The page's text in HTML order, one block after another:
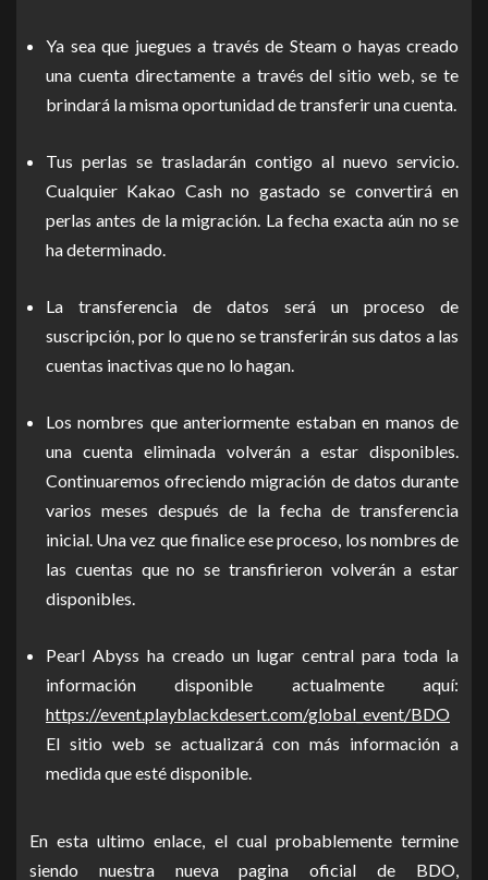
Ya sea que juegues a través de Steam o hayas creado
una cuenta directamente a través del sitio web, se te
brindará la misma oportunidad de transferir una cuenta.
Tus perlas se trasladarán contigo al nuevo servicio.
Cualquier Kakao Cash no gastado se convertirá en
perlas antes de la migración. La fecha exacta aún no se
ha determinado.
La transferencia de datos será un proceso de
suscripción, por lo que no se transferirán sus datos a las
cuentas inactivas que no lo hagan.
Los nombres que anteriormente estaban en manos de
una cuenta eliminada volverán a estar disponibles.
Continuaremos ofreciendo migración de datos durante
varios meses después de la fecha de transferencia
inicial. Una vez que finalice ese proceso, los nombres de
las cuentas que no se transfirieron volverán a estar
disponibles.
Pearl Abyss ha creado un lugar central para toda la
información disponible actualmente aquí:
https://event.playblackdesert.com/global_event/BDO
El sitio web se actualizará con más información a
medida que esté disponible.
En esta ultimo enlace, el cual probablemente termine
siendo nuestra nueva pagina oficial de BDO,